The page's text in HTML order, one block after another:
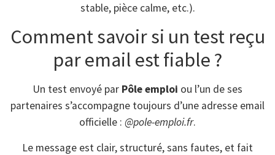
stable, pièce calme, etc.).
Comment savoir si un test reçu
par email est fiable ?
Un test envoyé par Pôle emploi ou l’un de ses
partenaires s’accompagne toujours d’une adresse email
officielle : @pole-emploi.fr.
Le message est clair, structuré, sans fautes, et fait